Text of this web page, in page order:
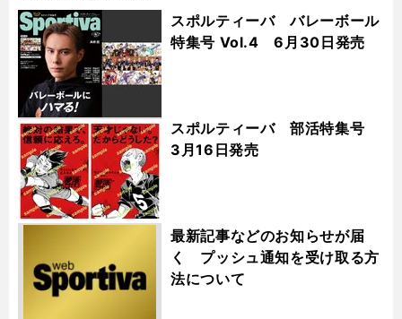
スポルティーバ バレーボール
特集号 Vol.4 6月30日発売
スポルティーバ 部活特集号
3月16日発売
最新記事などのお知らせが届
く プッシュ通知を受け取る方
法について